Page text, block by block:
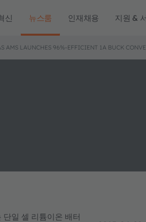
신 뉴스룸 인재채용 지원 &
LAUNCHES 96%-EFFICIENT 1A BUCK
일 셀 리튬이온 배터